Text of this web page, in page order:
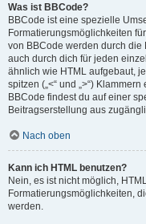
Was ist BBCode?
BBCode ist eine spezielle
Formatierungsmöglichkeiten
von BBCode werden durch
auch durch dich für jeden
ähnlich wie HTML aufgebaut,
spitzen („<“ und „>“)
BBCode findest du auf einer
Beitragserstellung aus
Nach oben
Kann ich HTML benutzen?
Nein, es ist nicht möglich,
Formatierungsmöglichkeiten,
werden.